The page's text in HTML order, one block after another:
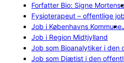
Forfatter Bio: Signe
Fysioterapeut – offentlige
Job i Københavns Kommune
Job i Region Midtjylland
Job som Bioanalytiker i den
Job som Diætist i den